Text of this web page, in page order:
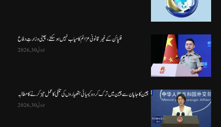
فلپائن کے غیر قانونی عزائم کامیاب نہیں ہو سکتے ، چینی وزارتِ دفاع
جولائی 30, 2026
چین کا جاپان سے چین میں ترک کردہ کیمیائی ہتھیاروں کی تلفی کا عمل تیز کرنے کا مطالبہ
جولائی 30, 2026